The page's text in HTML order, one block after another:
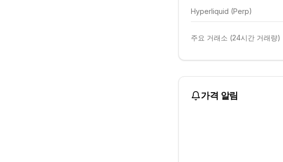
Hyperliquid (Perp)
주요 거래소 (24시간 거래량)
가격 알림